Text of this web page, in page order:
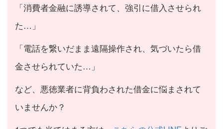
「消費者金融に誘導されて、強引に借入させられ
た…」
「電話を繋いだまま遠隔操作され、気づいたら借
金させられていた…」
など、悪徳業者に背負わされた借金に悩まされて
いませんか？